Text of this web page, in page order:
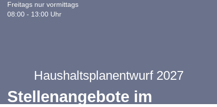
Freitags nur vormittags
08:00 - 13:00 Uhr
Haushaltsplanentwurf 2027
Stellenangebote im